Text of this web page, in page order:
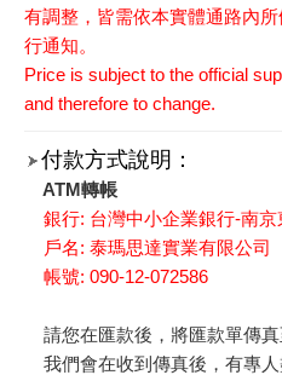
有調整，皆需依本實體通路內
行通知。
Price is subject to the official
and therefore to change.
付款方式說明：
ATM轉帳
銀行: 台灣中小企業銀行-南京
戶名: 泰瑪思達實業有限公司
帳號: 090-12-072586
請您在匯款後，將匯款單傳真
我們會在收到傳真後，有專人